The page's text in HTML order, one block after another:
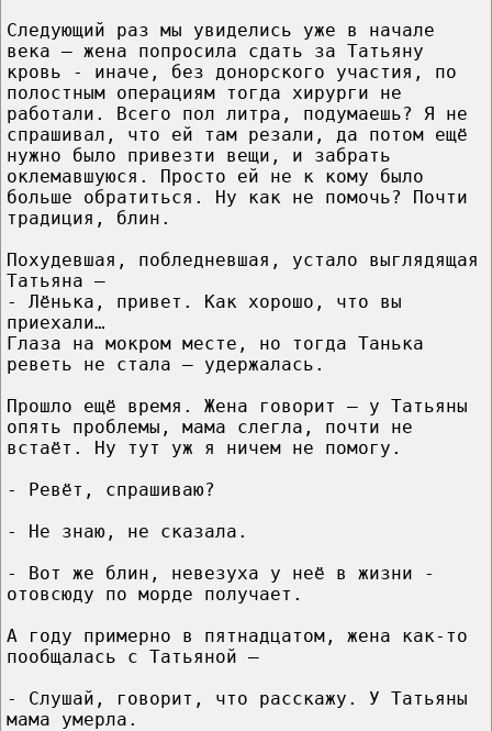
Следующий раз мы увиделись уже в начале
века – жена попросила сдать за Татьяну
кровь - иначе, без донорского участия, по
полостным операциям тогда хирурги не
работали. Всего пол литра, подумаешь? Я не
спрашивал, что ей там резали, да потом ещё
нужно было привезти вещи, и забрать
оклемавшуюся. Просто ей не к кому было
больше обратиться. Ну как не помочь? Почти
традиция, блин.
Похудевшая, побледневшая, устало выглядящая
Татьяна –
- Лёнька, привет. Как хорошо, что вы
приехали…
Глаза на мокром месте, но тогда Танька
реветь не стала – удержалась.
Прошло ещё время. Жена говорит – у Татьяны
опять проблемы, мама слегла, почти не
встаёт. Ну тут уж я ничем не помогу.
- Ревёт, спрашиваю?
- Не знаю, не сказала.
- Вот же блин, невезуха у неё в жизни -
отовсюду по морде получает.
А году примерно в пятнадцатом, жена как-то
пообщалась с Татьяной –
- Слушай, говорит, что расскажу. У Татьяны
мама умерла.